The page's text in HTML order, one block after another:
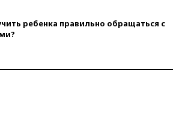
ребенка правильно обращаться с